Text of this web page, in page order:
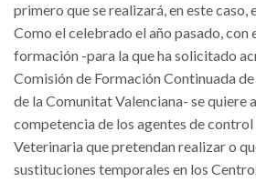
primero que se realizará, en este caso,
Como el celebrado el año pasado, con
formación -para la que ha solicitado
Comisión de Formación Continuada
de la Comunitat Valenciana- se quiere
competencia de los agentes de
Veterinaria que pretendan realizar o
sustituciones temporales en los